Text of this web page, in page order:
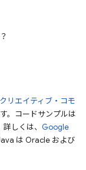
クリエイティブ・コモ
。コードサンプルは
しくは、 Google
は Oracle および